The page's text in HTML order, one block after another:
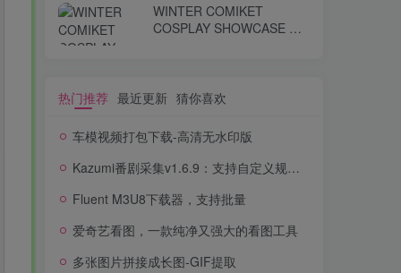
WINTER COMIKET
COSPLAY SHOWCASE コ
热门推荐 最近更新 猜你喜欢
车模视频打包下载-高清无水印版
Kazumi番剧采集v1.6.9：支持自定义规则+在线观看+弹幕，跨平台下载
Fluent M3U8下载器，支持批量
爱奇艺看图，一款纯净又强大的看图工具
多张图片拼接成长图-GIF提取